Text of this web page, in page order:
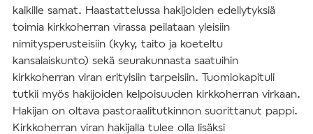
kaikille samat. Haastattelussa hakijoiden edellytyksiä
toimia kirkkoherran virassa peilataan yleisiin
nimitysperusteisiin (kyky, taito ja koeteltu
kansalaiskunto) sekä seurakunnasta saatuihin
kirkkoherran viran erityisiin tarpeisiin. Tuomiokapituli
tutkii myös hakijoiden kelpoisuuden kirkkoherran virkaan.
Hakijan on oltava pastoraalitutkinnon suorittanut pappi.
Kirkkoherran viran hakijalla tulee olla lisäksi